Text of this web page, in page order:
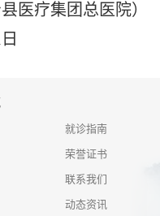
总医院）
就诊指南
荣誉证书
联系我们
动态资讯